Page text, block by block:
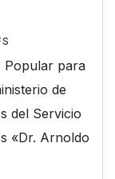
Popular para
de
del Servicio
«Dr. Arnoldo